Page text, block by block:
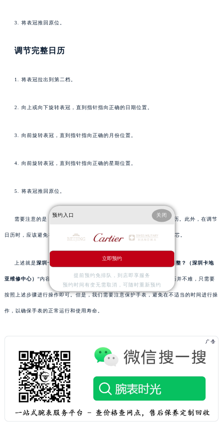
3. 将表冠推回原位。
调节完整日历
1. 将表冠拉出到第二档。
2. 向上或向下旋转表冠，直到指针指向正确的日期位置。
3. 向前旋转表冠，直到指针指向正确的月份位置。
4. 向前旋转表冠，直到指针指向正确的星期位置。
5. 将表冠推回原位。
需要注意的是，如果手表停止运行超过24小时，则需要重新调节日历。此外，在调节
日历时，应该避免在晚上9点至早上3点之间进行操作，以免损坏手表机芯。
上述就是深圳卡地亚维修中心 为您分享的：“卡地亚手表日历怎么调整？（深圳卡地
亚维修中心） ”内容，希望对您有所帮助。总之，调节卡地亚手表的日历并不难，只需要
按照上述步骤进行操作即可。但是，我们需要注意保护手表，避免在不适当的时间进行操
作，以确保手表的正常运行和使用寿命。
预约入口 关闭
立即预约
提前预约免排队，到店即享服务
预约时间有变无需取消，可随时重新预约